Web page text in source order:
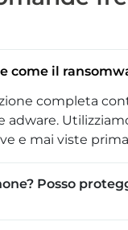
come il
completa
adware.
e mai viste
Posso